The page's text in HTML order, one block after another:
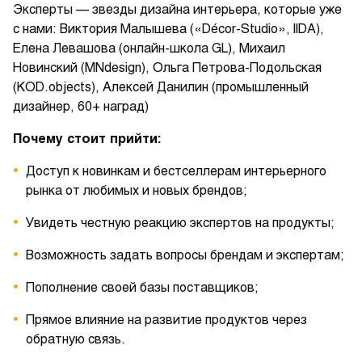
Эксперты — звезды дизайна интерьера, которые уже
с нами: Виктория Малышева («Décor-Studio», IIDA),
Елена Левашова (онлайн-школа GL), Михаил
Новинский (MNdesign), Ольга Петрова-Подольская
(KOD.objects), Алексей Данилин (промышленный
дизайнер, 60+ наград)
Почему стоит прийти:
Доступ к новинкам и бестселлерам интерьерного
рынка от любимых и новых брендов;
Увидеть честную реакцию экспертов на продукты;
Возможность задать вопросы брендам и экспертам;
Пополнение своей базы поставщиков;
Прямое влияние на развитие продуктов через
обратную связь.